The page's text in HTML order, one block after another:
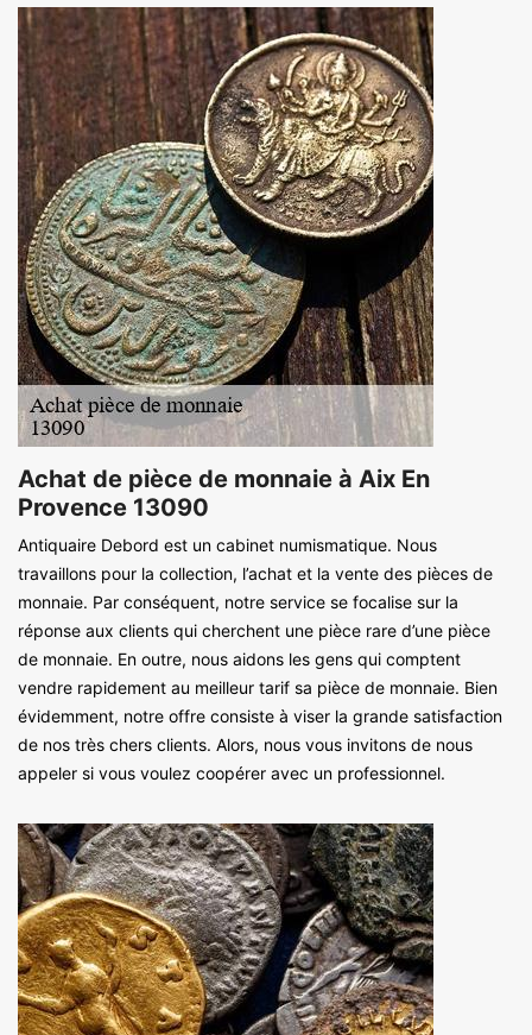
Achat de pièce de monnaie à Aix En
Provence 13090
Antiquaire Debord est un cabinet numismatique. Nous
travaillons pour la collection, l’achat et la vente des pièces de
monnaie. Par conséquent, notre service se focalise sur la
réponse aux clients qui cherchent une pièce rare d’une pièce
de monnaie. En outre, nous aidons les gens qui comptent
vendre rapidement au meilleur tarif sa pièce de monnaie. Bien
évidemment, notre offre consiste à viser la grande satisfaction
de nos très chers clients. Alors, nous vous invitons de nous
appeler si vous voulez coopérer avec un professionnel.